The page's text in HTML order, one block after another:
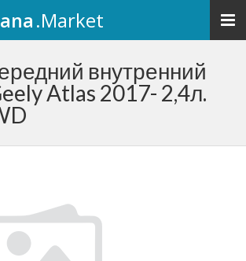
.Market
внутренний
Atlas 2017- 2,4л.